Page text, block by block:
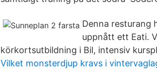
Denna resturang
uppnått ett Eati.
körkortsutbildning i Bil, intensiv
Vilket monsterdjup kravs i